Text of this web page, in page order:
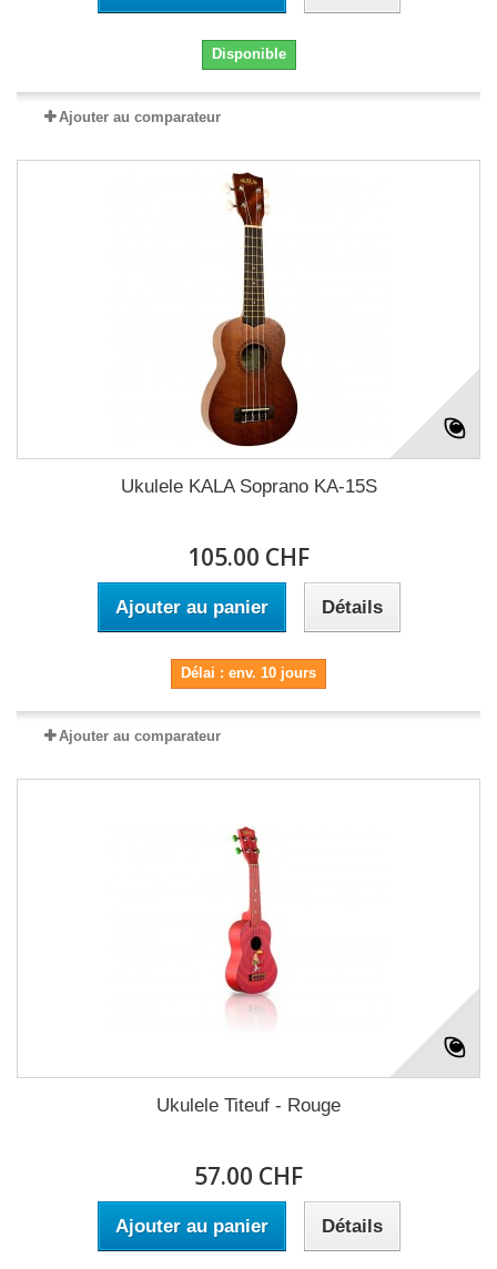
Disponible
Ajouter au comparateur
Ukulele KALA Soprano KA-15S
105.00 CHF
Ajouter au panier Détails
Délai : env. 10 jours
Ajouter au comparateur
Ukulele Titeuf - Rouge
57.00 CHF
Ajouter au panier Détails